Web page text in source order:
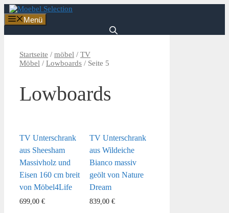
Zum
Inhalt
springen
Menü
Startseite / möbel / TV
Möbel / Lowboards / Seite 5
Lowboards
TV Unterschrank
aus Sheesham
Massivholz und
Eisen 160 cm breit
von Möbel4Life
699,00 €
TV Unterschrank
aus Wildeiche
Bianco massiv
geölt von Nature
Dream
839,00€